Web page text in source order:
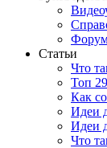
Статьи
Что
Топ
Как
Идеи
Идеи
Что